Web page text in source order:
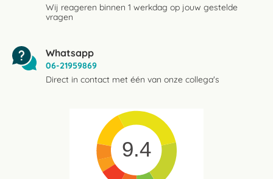
Wij reageren binnen 1 werkdag op jouw gestelde
vragen
Whatsapp
06-21959869
Direct in contact met één van onze collega's
9.4